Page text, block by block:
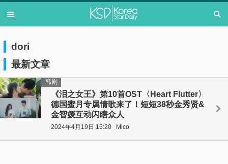
dori
最新文章
《泪之女王》第10首OST〈Heart Flutter〉
德国蜜月专属情歌来了！短短38秒金秀贤&
金智媛互动闪瞎众人
韩剧
2024年4月19日 15:20 Mico